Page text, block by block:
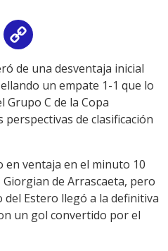
Email
Link
de una desventaja inicial
un empate 1-1 que lo
Grupo C de la Copa
de clasificación
en ventaja en el minuto 10
de Arrascaeta, pero
Estero llegó a la definitiva
un gol convertido por el